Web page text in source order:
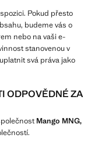
Pokud přesto
budeme vás o
nebo na vaši e-
stanovenou v
svá práva jako
ODPOVĚDNÉ ZA
Mango MNG,